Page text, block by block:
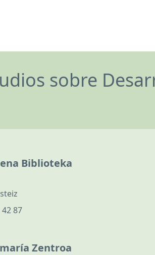
sobre
Biblioteka
87
Zentroa